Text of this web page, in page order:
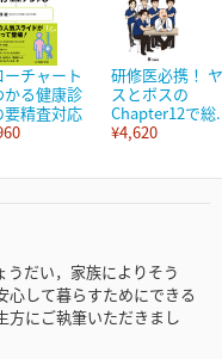
ーチャート
かる健康診
要精査対応
研修医必携！ ヤ
スとボスの
Chapter12で総
¥4,620
うだい，家族によりそう
心して暮らすためにできる
方にご執筆いただきまし